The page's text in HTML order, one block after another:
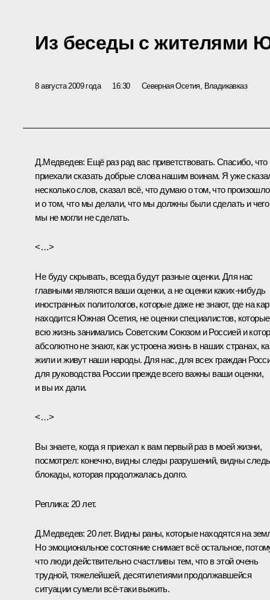
Из беседы с жителями
8 августа 2009 года 16:30 Северная Осетия, Владикавказ
Д.Медведев: Ещё раз рад вас приветствовать. Спасибо,
приехали сказать добрые слова нашим воинам. Я уже
несколько слов, сказал всё, что думаю о том, что
и о том, что мы делали, что мы должны были сделать и чего
мы не могли не сделать.
<…>
Не буду скрывать, всегда будут разные оценки. Для нас
главными являются ваши оценки, а не оценки каких‑нибудь
иностранных политологов, которые даже не знают, где на
находится Южная Осетия, не оценки специалистов, которые
всю жизнь занимались Советским Союзом и Россией и
абсолютно не знают, как устроена жизнь в наших странах,
жили и живут наши народы. Для нас, для всех граждан
для руководства России прежде всего важны ваши оценки,
и вы их дали.
<…>
Вы знаете, когда я приехал к вам первый раз в моей жизни,
посмотрел: конечно, видны следы разрушений, видны
блокады, которая продолжалась долго.
Реплика: 20 лет.
Д.Медведев: 20 лет. Видны раны, которые находятся на
Но эмоциональное состояние снимает всё остальное,
что люди действительно счастливы тем, что в этой очень
трудной, тяжелейшей, десятилетиями продолжавшейся
ситуации сумели всё‑таки выжить.